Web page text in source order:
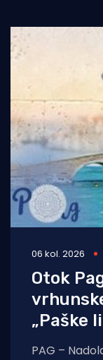
06 kol. 2026
Otok
„Paške
PAG –